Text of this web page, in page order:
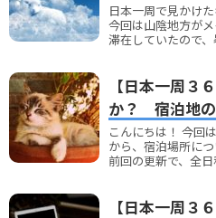
日本一周で見かけ
今回は山陰地方が
滞在していたので
【日本一周３
か？ 宿泊地
こんにちは！ 今回
から、宿泊場所に
前回の更新で、全日
【日本一周３